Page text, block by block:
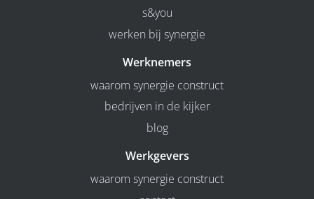
s&you
werken bij synergie
Werknemers
waarom synergie construct
bedrijven in de kijker
blog
Werkgevers
waarom synergie construct